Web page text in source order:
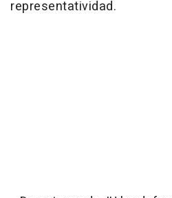
representatividad.